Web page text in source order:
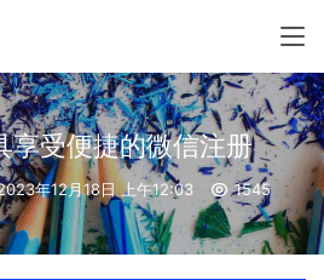
享受便捷的微信注册
年12月18日 上午12:03 1545